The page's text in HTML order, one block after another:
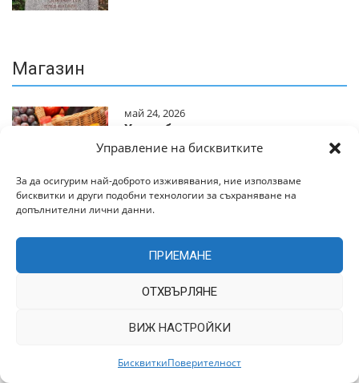
Управление на бисквитките
За да осигурим най-доброто изживявания, ние използваме
бисквитки и други подобни технологии за съхраняване на
допълнителни лични данни.
ПРИЕМАНЕ
ОТХВЪРЛЯНЕ
ВИЖ НАСТРОЙКИ
БисквиткиПоверителност
Магазин
май 24, 2026
Храна без излишни посредници
Магазин – Други
Магазин – Изкуство